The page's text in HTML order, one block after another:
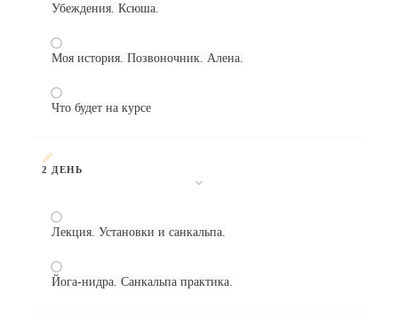
Убеждения. Ксюша.
Моя история. Позвоночник. Алена.
Что будет на курсе
2 ДЕНЬ
Лекция. Установки и санкальпа.
Йога-нидра. Санкальпа практика.